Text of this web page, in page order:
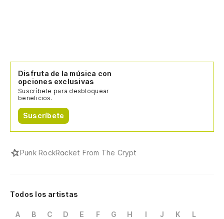
Disfruta de la música con
opciones exclusivas
Suscríbete para desbloquear
beneficios.
Suscríbete
Punk RockRocket From The Crypt
Todos los artistas
A B C D E F G H I J K
L